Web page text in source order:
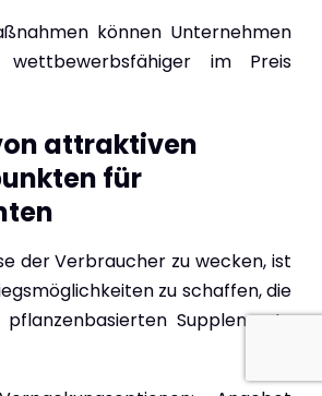
können Unternehmen
im Preis
attraktiven
für
der Verbraucher zu wecken, ist
zu schaffen, die
Supplements